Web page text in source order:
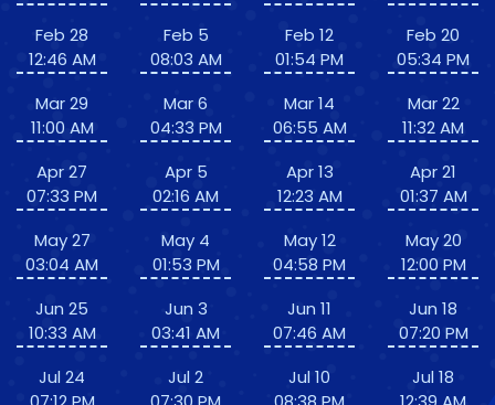
Feb 28
12:46 AM
Mar 29
11:00 AM
Apr 27
07:33 PM
May 27
03:04 AM
Jun 25
10:33 AM
Jul 24
Feb 5
08:03 AM
Mar 6
04:33 PM
Apr 5
02:16 AM
May 4
01:53 PM
Jun 3
03:41 AM
Jul 2
Feb 12
01:54 PM
Mar 14
06:55 AM
Apr 13
12:23 AM
May 12
04:58 PM
Jun 11
07:46 AM
Jul 10
Feb 20
05:34 PM
Mar 22
11:32 AM
Apr 21
01:37 AM
May 20
12:00 PM
Jun 18
07:20 PM
Jul 18